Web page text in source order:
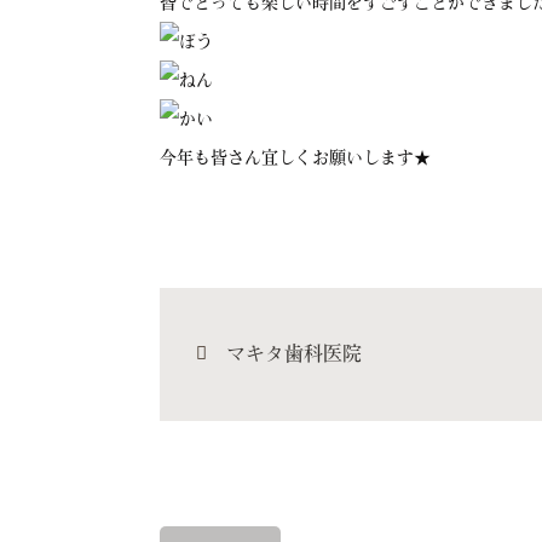
今年も皆さん宜しくお願いします★
マキタ歯科医院